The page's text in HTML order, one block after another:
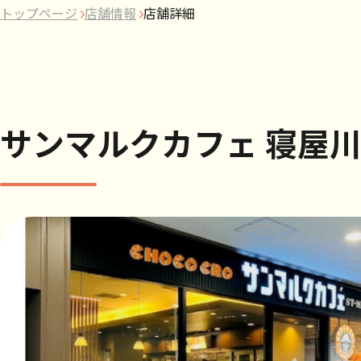
トップページ 店舗情報 店舗詳細
サンマルクカフェ 寝屋